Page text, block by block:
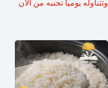
وتتناوله يومياً تجنبه من الأن